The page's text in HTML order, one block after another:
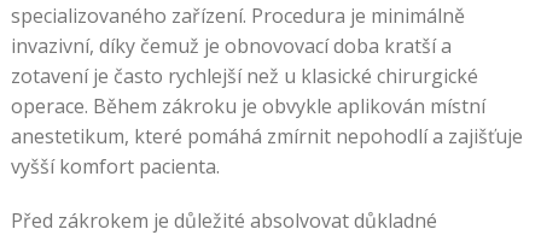
specializovaného zařízení. Procedura je minimálně
invazivní, díky čemuž je obnovovací doba kratší a
zotavení je často rychlejší než u klasické chirurgické
operace. Během zákroku je obvykle aplikován místní
anestetikum, které pomáhá zmírnit nepohodlí a zajišťuje
vyšší komfort pacienta.
Před zákrokem je důležité absolvovat důkladné